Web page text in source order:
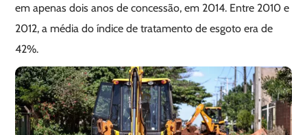
em apenas dois anos de concessão, em 2014. Entre 2010 e
2012, a média do índice de tratamento de esgoto era de
42%.